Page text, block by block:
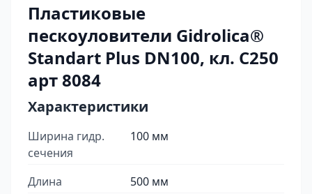
Пластиковые
пескоуловители Gidrolica®
Standart Plus DN100, кл. C250
арт 8084
Характеристики
Ширина гидр.
сечения
100 мм
Длина
500 мм